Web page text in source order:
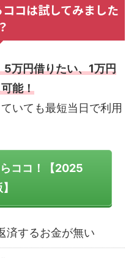
コは試してみました
万円借りたい、1万円
能！
いても最短当日で利用
ココ！【2025
済するお金が無い